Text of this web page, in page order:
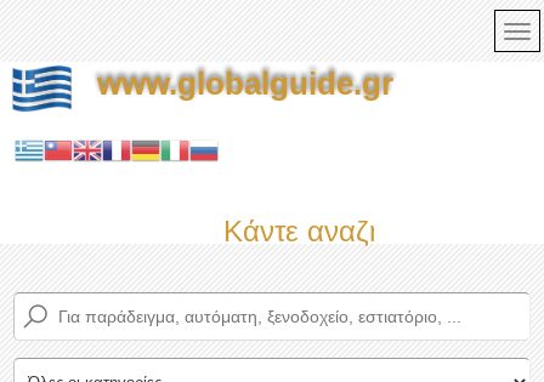
www.globalguide.gr
Κάντε αναζήτηση τώρα